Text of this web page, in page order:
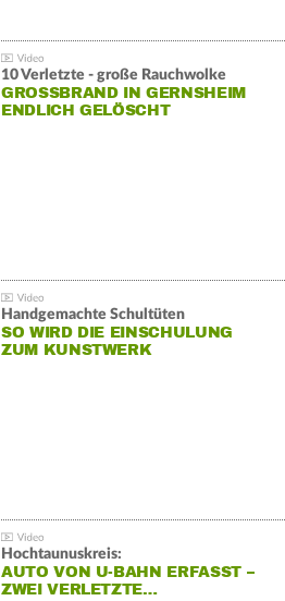
10 Verletzte - große Rauchwolke
GROSSBRAND IN GERNSHEIM E
NDLICH GELÖSCHT
Handgemachte Schultüten
SO WIRD DIE EINSCHULUNG
ZUM KUNSTWERK
Hochtaunuskreis:
AUTO VON U-BAHN ERFASST –
ZWEI VERLETZTE…